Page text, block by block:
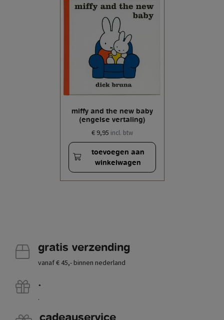
miffy and the new baby
(engelse vertaling)
€ 9,95 incl. btw
toevoegen aan
winkelwagen
gratis verzending
vanaf € 45,- binnen nederland
.
.
cadeauservice